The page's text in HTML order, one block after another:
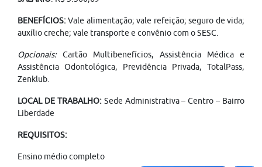
BENEFÍCIOS:Vale alimentação; vale refeição; seguro de vida;
auxílio creche; vale transporte e convênio com o SESC.
Opcionais:Cartão Multibenefícios, Assistência Médica e
Assistência Odontológica, Previdência Privada, TotalPass,
Zenklub.
LOCAL DE TRABALHO: Sede Administrativa – Centro – Bairro
Liberdade
REQUISITOS:
Ensino médio completo